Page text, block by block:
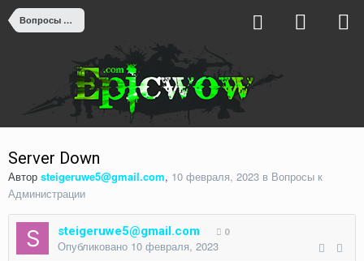
Вопросы к Администрации
Server Down
Автор steigeruwe5@gmail.com, 10 февраля, 2023 в Вопросы к
Администрации
steigeruwe5@gmail.com 0
Опубликовано 10 февраля, 2023